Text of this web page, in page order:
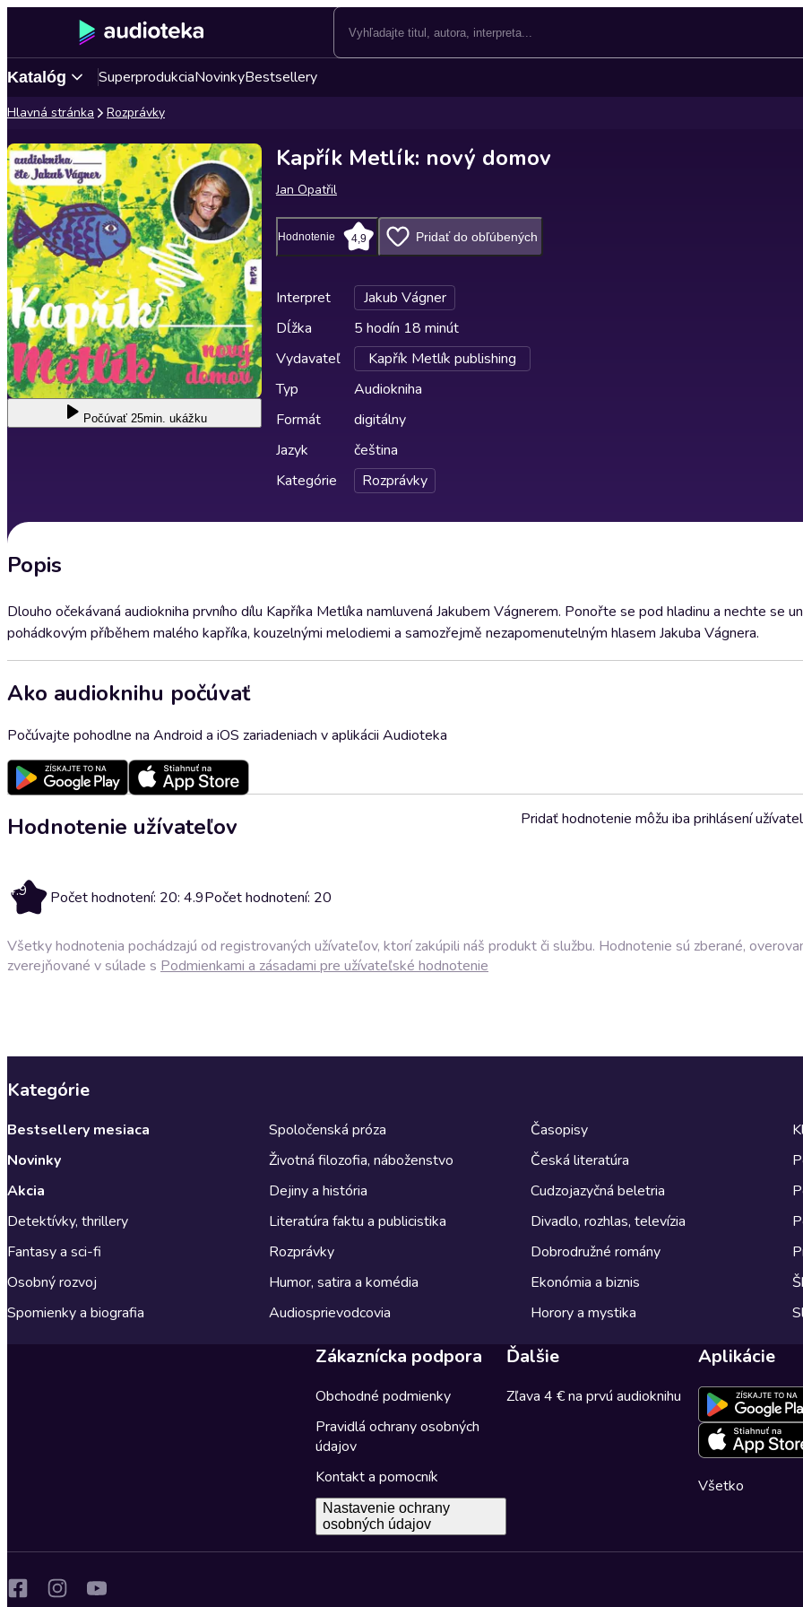
Katalóg SuperprodukciaNovinkyBestsellery
Hlavná stránka Rozprávky
Počúvať 25min. ukážku
Kapřík Metlík: nový domov
Jan Opatřil
Hodnotenie 4,9 Pridať do obľúbených
Interpret
Jakub Vágner
Dĺžka
5 hodín 18 minút
Vydavateľ
Kapřík Metlík publishing
Typ
Audiokniha
Formát
digitálny
Jazyk
čeština
Kategórie
Rozprávky
Popis
Dlouho očekávaná audiokniha prvního dílu Kapříka Metlíka namluvená Jakubem Vágnerem. Ponořte se pod hladinu a nechte se
pohádkovým příběhem malého kapříka, kouzelnými melodiemi a samozřejmě nezapomenutelným hlasem Jakuba Vágnera.
Ako audioknihu počúvať
Počúvajte pohodlne na Android a iOS zariadeniach v aplikácii Audioteka
Hodnotenie užívateľov
4.9 Počet hodnotení: 20: 4.9Počet hodnotení: 20
Pridať hodnotenie môžu iba prihlásení
Všetky hodnotenia pochádzajú od registrovaných užívateľov, ktorí zakúpili náš produkt či službu. Hodnotenie sú zberané,
zverejňované v súlade s Podmienkami a zásadami pre užívateľské hodnotenie
Kategórie
Bestsellery mesiaca
Novinky
Akcia
Detektívky, thrillery
Fantasy a sci-fi
Osobný rozvoj
Spomienky a biografia
Spoločenská próza
Životná filozofia, náboženstvo
Dejiny a história
Literatúra faktu a publicistika
Rozprávky
Humor, satira a komédia
Audiosprievodcovia
Časopisy
Česká literatúra
Cudzojazyčná beletria
Divadlo, rozhlas, televízia
Dobrodružné romány
Ekonómia a biznis
Horory a mystika
Zákaznícka podpora
Obchodné podmienky
Pravidlá ochrany osobných
údajov
Kontakt a pomocník
Nastavenie ochrany
osobných údajov
Ďalšie
Zľava 4 € na prvú audioknihu
Aplikácie
Všetko